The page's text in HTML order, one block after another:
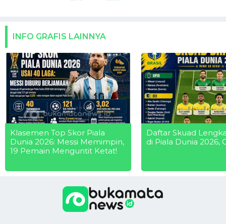
INFO GRAFIS LAINNYA
Klasemen Top Skor Piala
Dunia 2026: Messi Memimpin,
19 Pemain Menguntit Ketat!
Daftar Skuad
di Piala Dunia 2026,